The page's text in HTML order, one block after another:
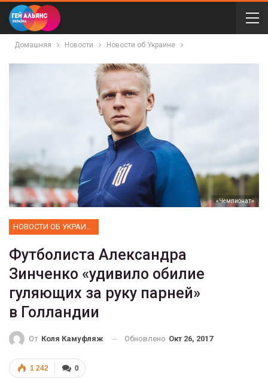
Домашняя Новости Новости об Украине
«Чемпионат»
Футболиста Александра
Зинченко «удивило обилие
гуляющих за руку парней»
в Голландии
От Коля Камуфляж Обновлено Окт 26, 2017
0
1 242